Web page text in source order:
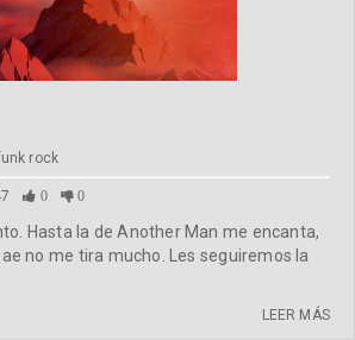
rock
0 0
Hasta la de Another Man me encanta,
no me tira mucho. Les seguiremos la
LEER MÁS